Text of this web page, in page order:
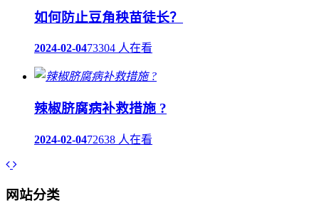
如何防止豆角秧苗徒长？
2024-02-0473304 人在看
辣椒脐腐病补救措施 ?
2024-02-0472638 人在看
网站分类